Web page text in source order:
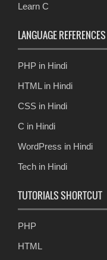
Learn C
LANGUAGE REFERENCES
PHP in Hindi
HTML in Hindi
CSS in Hindi
C in Hindi
WordPress in Hindi
Tech in Hindi
TUTORIALS SHORTCUT
PHP
HTML